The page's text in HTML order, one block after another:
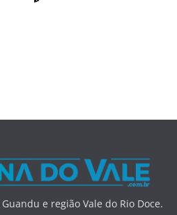
e região Vale do Rio Doce.